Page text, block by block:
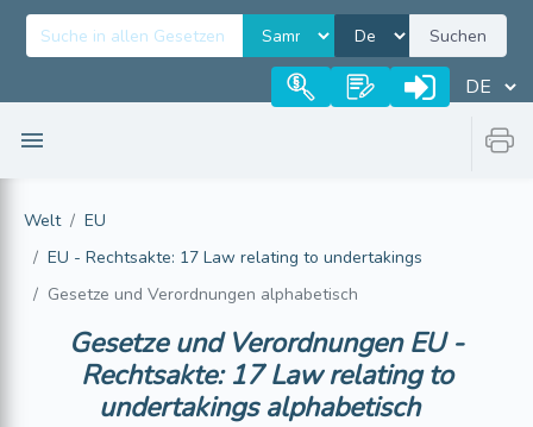
Suchen
Welt
EU
EU - Rechtsakte: 17 Law relating to undertakings
Gesetze und Verordnungen alphabetisch
Gesetze und VerordnungenEU -
Rechtsakte: 17 Law relating to
undertakingsalphabetisch